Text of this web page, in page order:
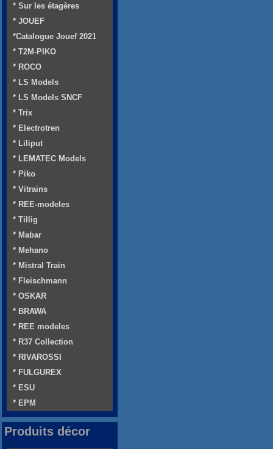
* Sur les étagères
* JOUEF
*Catalogue Jouef 2021
* T2M-PIKO
* ROCO
* LS Models
* LS Models SNCF
* Trix
* Electrotren
* Liliput
* LEMATEC Models
* Piko
* Vitrains
* REE-modeles
* Tillig
* Mabar
* Mehano
* Mistral Train
* Fleischmann
* OSKAR
* BRAWA
* REE modeles
* R37 Collection
* RIVAROSSI
* FULGUREX
* ESU
* EPM
Produits décor